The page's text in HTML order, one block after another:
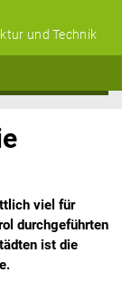
und Technik
viel für
durchgeführten
ist die